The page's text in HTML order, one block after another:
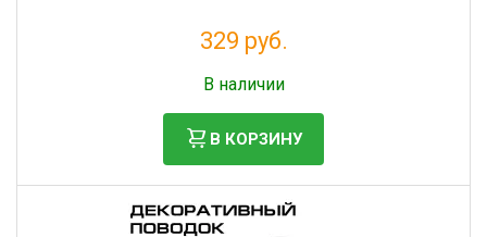
329 руб.
В наличии
В КОРЗИНУ